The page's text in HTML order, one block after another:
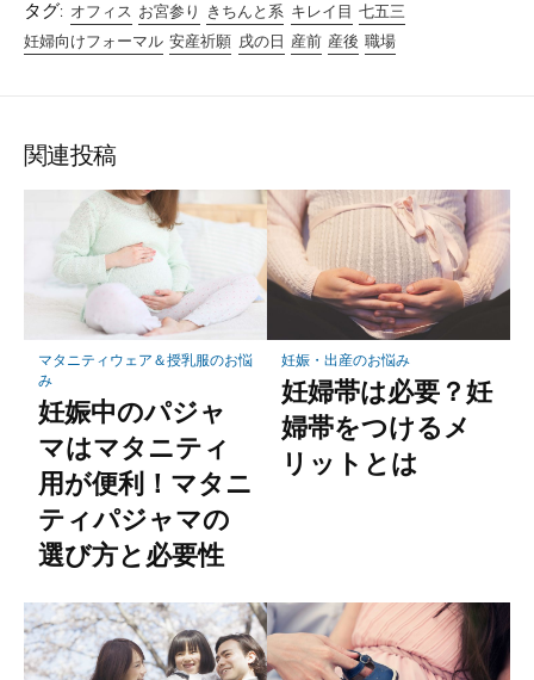
タグ: オフィス お宮参り きちんと系 キレイ目 七五三
妊婦向けフォーマル 安産祈願 戌の日 産前 産後 職場
関連投稿
マタニティウェア＆授乳服のお悩
み
妊娠中のパジャ
マはマタニティ
用が便利！マタニ
ティパジャマの
選び方と必要性
妊娠・出産のお悩み
妊婦帯は必要？妊
婦帯をつけるメ
リットとは